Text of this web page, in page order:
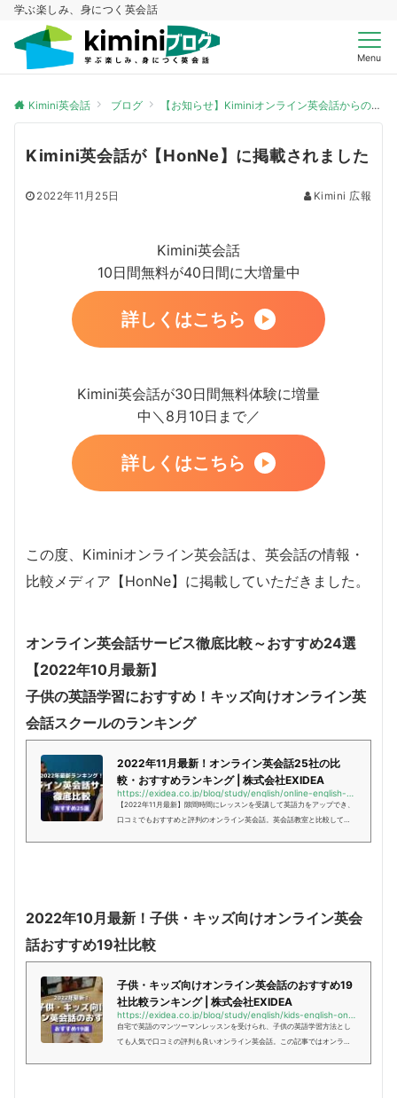
学ぶ楽しみ、身につく英会話
Menu
Kimini英会話 ブログ 【お知らせ】Kiminiオンライン英会話からのお知らせ
Kimini英会話が【HonNe】に掲載されました
2022年11月25日 Kimini 広報
Kimini英会話
10日間無料が40日間に大増量中
詳しくはこちら
Kimini英会話が30日間無料体験に増量
中＼8月10日まで／
詳しくはこちら
この度、Kiminiオンライン英会話は、英会話の情報・
比較メディア【HonNe】に掲載していただきました。
オンライン英会話サービス徹底比較～おすすめ24選
【2022年10月最新】
子供の英語学習におすすめ！キッズ向けオンライン英
会話スクールのランキング
2022年11月最新！オンライン英会話25社の比
較・おすすめランキング | 株式会社EXIDEA
【2022年11月最新】隙間時間にレッスンを受講して英語力をアップでき、
口コミでもおすすめと評判のオンライン英会話。英会話教室と比較して安
2022年10月最新！子供・キッズ向けオンライン英会
話おすすめ19社比較
子供・キッズ向けオンライン英会話のおすすめ19
社比較ランキング | 株式会社EXIDEA
自宅で英語のマンツーマンレッスンを受けられ、子供の英語学習方法とし
ても人気で口コミの評判も良いオンライン英会話。この記事ではオンライ